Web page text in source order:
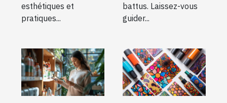
esthétiques et
pratiques...
battus. Laissez-vous
guider...